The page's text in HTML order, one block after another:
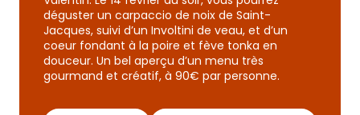
déguster un carpaccio de noix de Saint-
Jacques, suivi d’un Involtini de veau, et d’un
coeur fondant à la poire et fève tonka en
douceur. Un bel aperçu d’un menu très
gourmand et créatif, à 90€ par personne.